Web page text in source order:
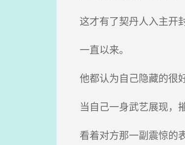
这才有了契丹人入主开
一直以来。
他都认为自己隐藏的很
当自己一身武艺展现，
看着对方那一副震惊的